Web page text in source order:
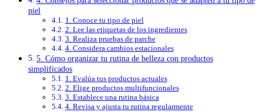
piel
1. Conoce tu tipo de piel
2. Lee las etiquetas de los ingredientes
3. Realiza pruebas de parche
4. Considera cambios estacionales
5. Cómo organizar tu rutina de belleza con productos
simplificados
1. Evalúa tus productos actuales
2. Elige productos multifuncionales
3. Establece una rutina básica
4. Revisa y ajusta tu rutina regularmente